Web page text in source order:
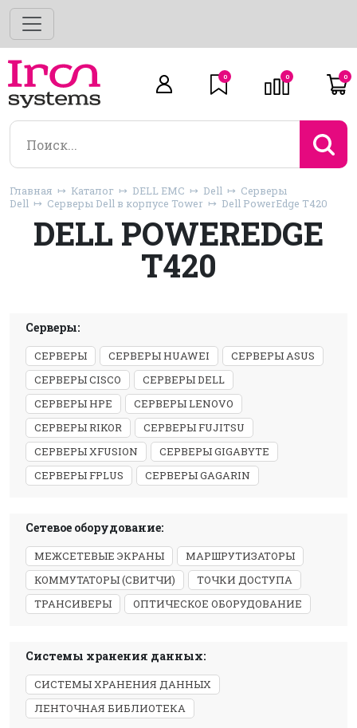
0 0 0
Главная Каталог DELL EMC Dell
Серверы
Dell
Серверы Dell в корпусе Tower Dell PowerEdge T420
DELL POWEREDGE
T420
Серверы:
СЕРВЕРЫ СЕРВЕРЫ HUAWEI
СЕРВЕРЫ ASUS
СЕРВЕРЫ CISCO
СЕРВЕРЫ DELL
СЕРВЕРЫ HPE
СЕРВЕРЫ LENOVO
СЕРВЕРЫ RIKOR
СЕРВЕРЫ FUJITSU
СЕРВЕРЫ XFUSION
СЕРВЕРЫ GIGABYTE
СЕРВЕРЫ FPLUS
СЕРВЕРЫ GAGARIN
Сетевое оборудование:
МЕЖСЕТЕВЫЕ ЭКРАНЫ
МАРШРУТИЗАТОРЫ
КОММУТАТОРЫ (СВИТЧИ)
ТОЧКИ ДОСТУПА
ТРАНСИВЕРЫ
ОПТИЧЕСКОЕ ОБОРУДОВАНИЕ
Системы хранения данных:
СИСТЕМЫ ХРАНЕНИЯ ДАННЫХ
ЛЕНТОЧНАЯ БИБЛИОТЕКА